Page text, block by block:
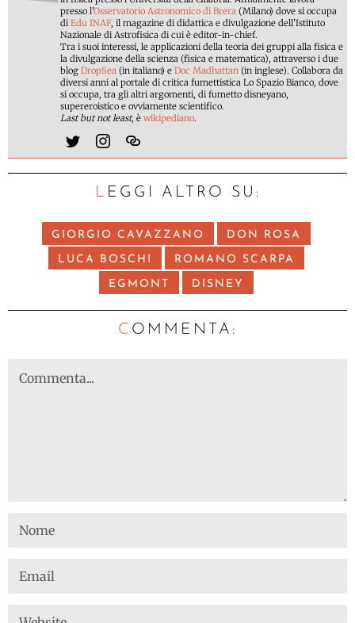
presso l'Osservatorio Astronomico di Brera (Milano) dove si occupa
di Edu INAF, il magazine di didattica e divulgazione dell'Istituto
Nazionale di Astrofisica di cui è editor-in-chief.
Tra i suoi interessi, le applicazioni della teoria dei gruppi alla fisica e
la divulgazione della scienza (fisica e matematica), attraverso i due
blog DropSea (in italiano) e Doc Madhattan (in inglese). Collabora da
diversi anni al portale di critica fumettistica Lo Spazio Bianco, dove
si occupa, tra gli altri argomenti, di fumetto disneyano,
supereroistico e ovviamente scientifico.
Last but not least, è wikipediano.
LEGGI ALTRO SU:
GIORGIO CAVAZZANO DON ROSA
LUCA BOSCHI ROMANO SCARPA
EGMONT DISNEY
C OMMENTA: